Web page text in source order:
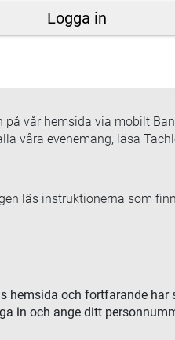
Logga in
vår hemsida via mobilt
våra evenemang, läsa
läs instruktionerna som
och fortfarande
in och ange ditt